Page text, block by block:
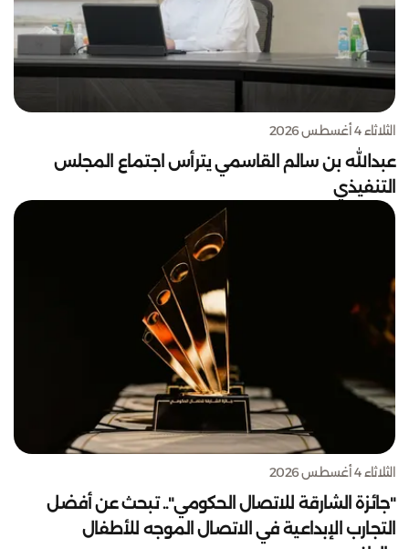
الثلاثاء 4 أغسطس 2026
عبدالله بن سالم القاسمي يترأس اجتماع المجلس
التنفيذي
الثلاثاء 4 أغسطس 2026
"جائزة الشارقة للاتصال الحكومي".. تبحث عن أفضل
التجارب الإبداعية في الاتصال الموجه للأطفال